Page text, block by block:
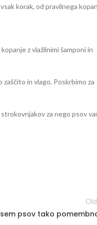
korak, od pravilnega
z vlažilnimi šamponi in
in vlago. Poskrbimo za
za nego psov
psov tako